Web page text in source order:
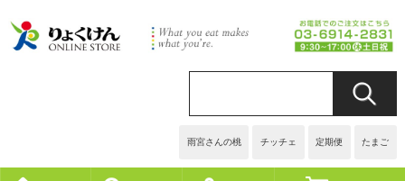
雨宮さんの桃 チッチェ 定期便 たまご